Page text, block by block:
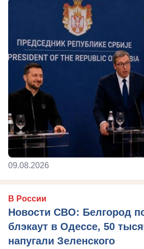
09.08.2026
В России
Новости СВО: Белгород
блэкаут в Одессе, 50
напугали Зеленского